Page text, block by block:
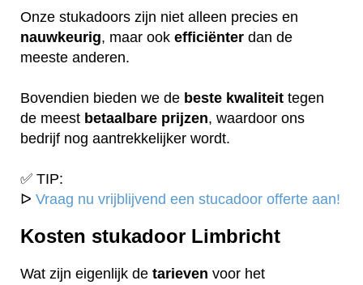
Onze stukadoors zijn niet alleen precies en
nauwkeurig, maar ook efficiënter dan de
meeste anderen.
Bovendien bieden we de beste kwaliteit tegen
de meest betaalbare prijzen, waardoor ons
bedrijf nog aantrekkelijker wordt.
✅ TIP:
ᐅ Vraag nu vrijblijvend een stucadoor offerte aan!
Kosten stukadoor Limbricht
Wat zijn eigenlijk de tarieven voor het